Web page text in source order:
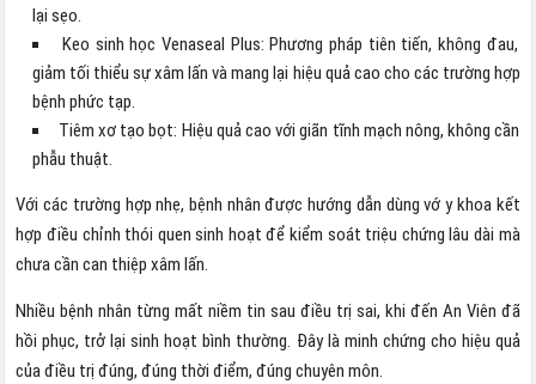
lại sẹo.
Keo sinh học Venaseal Plus: Phương pháp tiên tiến, không đau,
giảm tối thiểu sự xâm lấn và mang lại hiệu quả cao cho các trường hợp
bệnh phức tạp.
Tiêm xơ tạo bọt: Hiệu quả cao với giãn tĩnh mạch nông, không cần
phẫu thuật.
Với các trường hợp nhẹ, bệnh nhân được hướng dẫn dùng vớ y khoa kết
hợp điều chỉnh thói quen sinh hoạt để kiểm soát triệu chứng lâu dài mà
chưa cần can thiệp xâm lấn.
Nhiều bệnh nhân từng mất niềm tin sau điều trị sai, khi đến An Viên đã
hồi phục, trở lại sinh hoạt bình thường. Đây là minh chứng cho hiệu quả
của điều trị đúng, đúng thời điểm, đúng chuyên môn.